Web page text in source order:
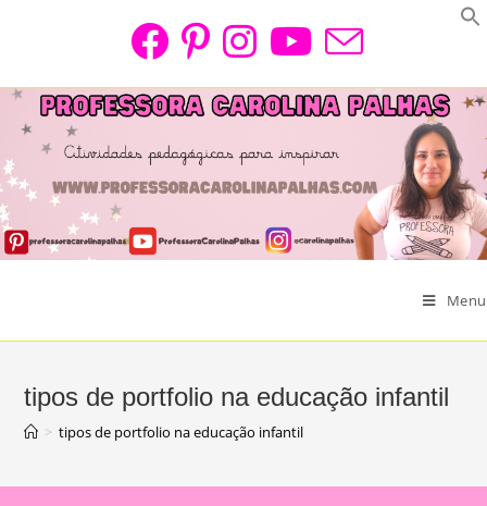
Menu
tipos de portfolio na educação infantil
> tipos de portfolio na educação infantil